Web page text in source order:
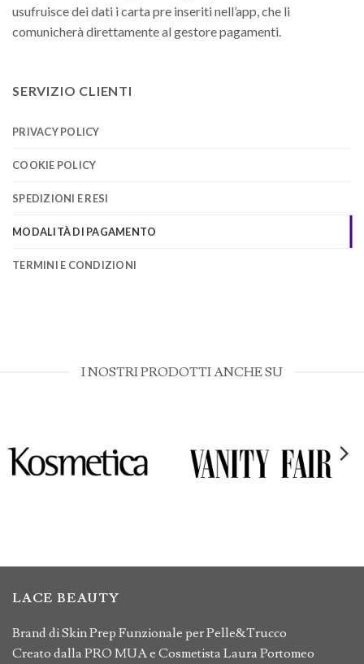
SERVIZIO CLIENTI
PRIVACY POLICY
COOKIE POLICY
SPEDIZIONI E RESI
MODALITÀ DI PAGAMENTO
TERMINI E CONDIZIONI
usufruisce dei dati i carta pre inseriti nell’app, che li
comunicherà direttamente al gestore pagamenti.
I NOSTRI PRODOTTI ANCHE SU
LACE BEAUTY
Brand di Skin Prep Funzionale per Pelle&Trucco
Creato dalla PRO MUA e Cosmetista Laura Portomeo